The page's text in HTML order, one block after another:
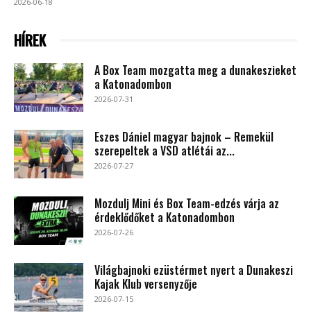
HÍREK
A Box Team mozgatta meg a dunakeszieket
a Katonadombon
2026-07-31
Eszes Dániel magyar bajnok – Remekül
szerepeltek a VSD atlétái az...
2026-07-27
Mozdulj Mini és Box Team-edzés várja az
érdeklődőket a Katonadombon
2026-07-26
Világbajnoki ezüstérmet nyert a Dunakeszi
Kajak Klub versenyzője
2026-07-15